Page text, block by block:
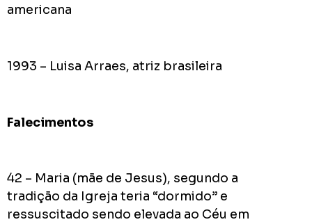
americana
1993 – Luisa Arraes, atriz brasileira
Falecimentos
42 – Maria (mãe de Jesus), segundo a
tradição da Igreja teria “dormido” e
ressuscitado sendo elevada ao Céu em